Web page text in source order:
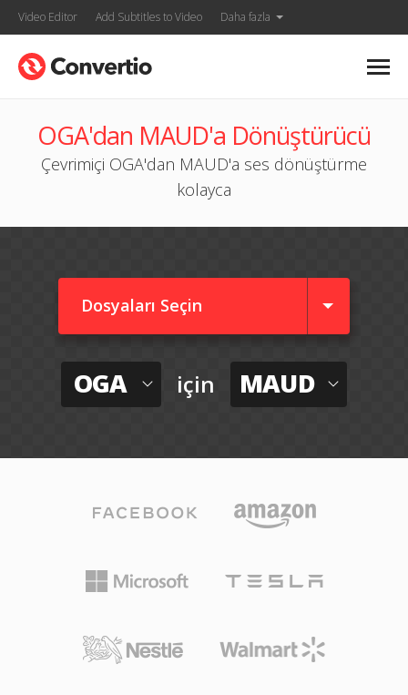
Video Editor Add Subtitles to Video Daha fazla
OGA'dan MAUD'a Dönüştürücü
Çevrimiçi OGA'dan MAUD'a ses dönüştürme
kolayca
Dosyaları Seçin
OGA için MAUD